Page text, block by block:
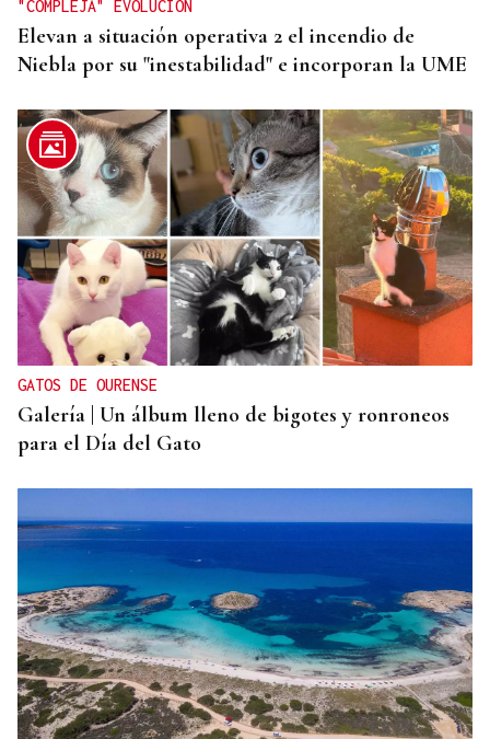
"COMPLEJA" EVOLUCIÓN
Elevan a situación operativa 2 el incendio de
Niebla por su "inestabilidad" e incorporan la UME
GATOS DE OURENSE
Galería | Un álbum lleno de bigotes y ronroneos
para el Día del Gato